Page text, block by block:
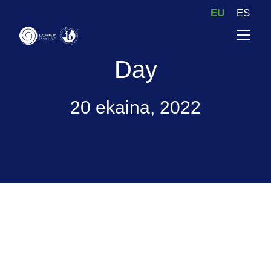
EU ES
Day
20 ekaina, 2022